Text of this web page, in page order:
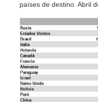
países de destino. Abril